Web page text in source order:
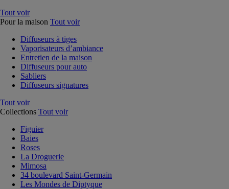
Tout voir
Pour la maison Tout voir
Diffuseurs à tiges
Vaporisateurs d’ambiance
Entretien de la maison
Diffuseurs pour auto
Sabliers
Diffuseurs signatures
Tout voir
Collections Tout voir
Figuier
Baies
Roses
La Droguerie
Mimosa
34 boulevard Saint-Germain
Les Mondes de Diptyque